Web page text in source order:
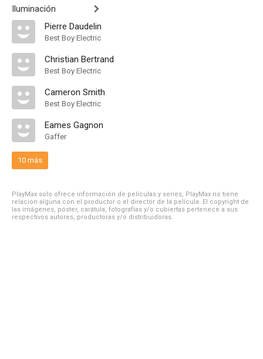
Iluminación
Pierre Daudelin
Best Boy Electric
Christian Bertrand
Best Boy Electric
Cameron Smith
Best Boy Electric
Eames Gagnon
Gaffer
10 más
PlayMax solo ofrece información de películas y series, PlayMax no tiene
relación alguna con el productor o el director de la película. El copyright de
las imágenes, póster, carátula, fotografías y/o cubiertas pertenece a sus
respectivos autores, productoras y/o distribuidoras.